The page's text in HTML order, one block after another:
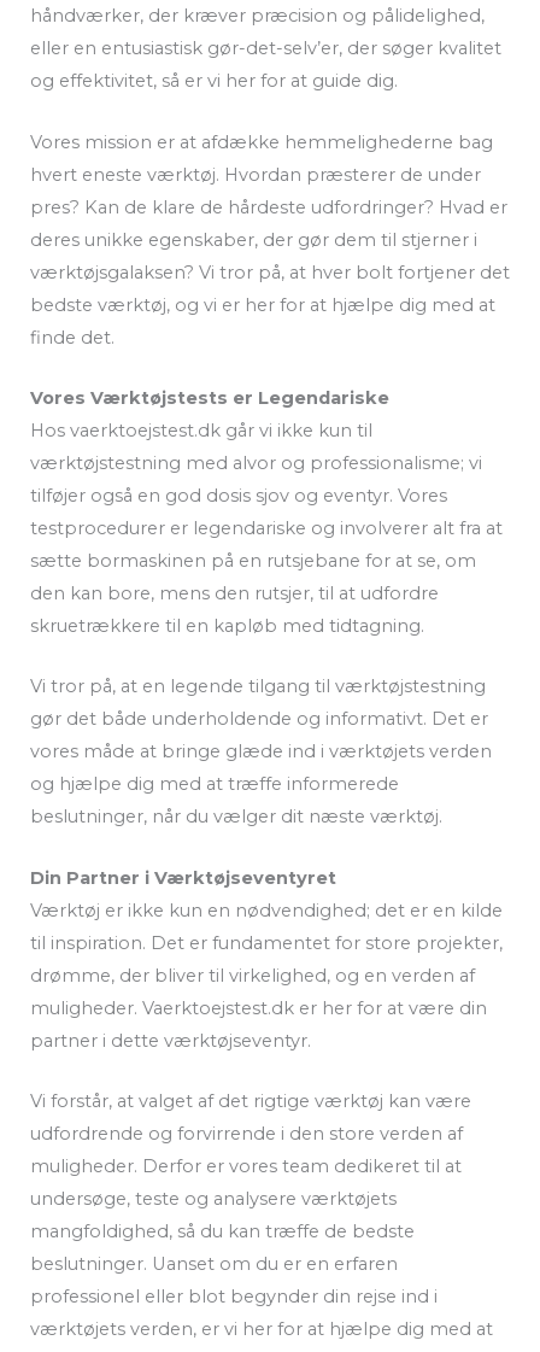
håndværker, der kræver præcision og pålidelighed,
eller en entusiastisk gør-det-selv’er, der søger kvalitet
og effektivitet, så er vi her for at guide dig.
Vores mission er at afdække hemmelighederne bag
hvert eneste værktøj. Hvordan præsterer de under
pres? Kan de klare de hårdeste udfordringer? Hvad er
deres unikke egenskaber, der gør dem til stjerner i
værktøjsgalaksen? Vi tror på, at hver bolt fortjener det
bedste værktøj, og vi er her for at hjælpe dig med at
finde det.
Vores Værktøjstests er Legendariske
Hos vaerktoejstest.dk går vi ikke kun til
værktøjstestning med alvor og professionalisme; vi
tilføjer også en god dosis sjov og eventyr. Vores
testprocedurer er legendariske og involverer alt fra at
sætte bormaskinen på en rutsjebane for at se, om
den kan bore, mens den rutsjer, til at udfordre
skruetrækkere til en kapløb med tidtagning.
Vi tror på, at en legende tilgang til værktøjstestning
gør det både underholdende og informativt. Det er
vores måde at bringe glæde ind i værktøjets verden
og hjælpe dig med at træffe informerede
beslutninger, når du vælger dit næste værktøj.
Din Partner i Værktøjseventyret
Værktøj er ikke kun en nødvendighed; det er en kilde
til inspiration. Det er fundamentet for store projekter,
drømme, der bliver til virkelighed, og en verden af
muligheder. Vaerktoejstest.dk er her for at være din
partner i dette værktøjseventyr.
Vi forstår, at valget af det rigtige værktøj kan være
udfordrende og forvirrende i den store verden af
muligheder. Derfor er vores team dedikeret til at
undersøge, teste og analysere værktøjets
mangfoldighed, så du kan træffe de bedste
beslutninger. Uanset om du er en erfaren
professionel eller blot begynder din rejse ind i
værktøjets verden, er vi her for at hjælpe dig med at